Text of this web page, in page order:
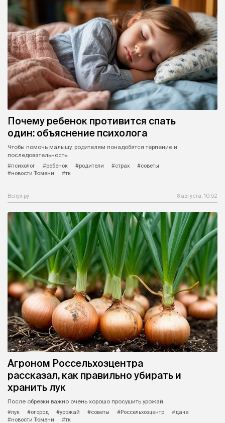
Почему ребенок противится спать
один: объяснение психолога
Чтобы помочь малышу, родителям понадобятся терпение и
последовательность.
#психолог
#ребенок #родители #страх
#советы
#новости Тюмени
#тк
Вслух.ру 8 августа, 10:52
Агроном Россельхозцентра
рассказал, как правильно убирать и
хранить лук
После обрезки важно очень хорошо просушить урожай.
#лук
#огород #урожай #советы #Россельхозцентр
#дача
#новости Тюмени
#тк